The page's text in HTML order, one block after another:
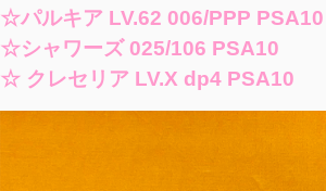
☆パルキア LV.62 006/PPP PSA10
☆シャワーズ 025/106 PSA10
☆ クレセリア LV.X dp4 PSA10